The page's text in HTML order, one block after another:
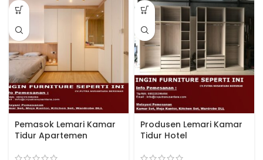
Pemasok Lemari Kamar
Tidur Apartemen
Produsen Lemari Kamar
Tidur Hotel